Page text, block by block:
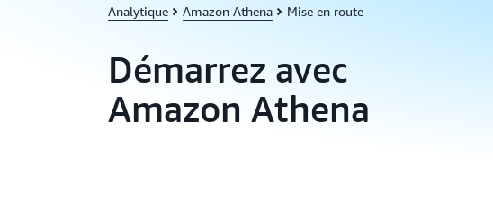
Analytique Amazon Athena Mise en route
Démarrez avec
Amazon Athena